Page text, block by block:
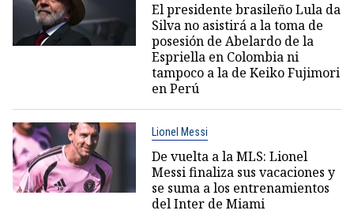
El presidente brasileño Lula da
Silva no asistirá a la toma de
posesión de Abelardo de la
Espriella en Colombia ni
tampoco a la de Keiko Fujimori
en Perú
Lionel Messi
De vuelta a la MLS: Lionel
Messi finaliza sus vacaciones y
se suma a los entrenamientos
del Inter de Miami